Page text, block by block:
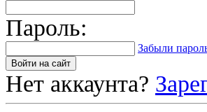
Пароль:
Забыли
Нет аккаунта?